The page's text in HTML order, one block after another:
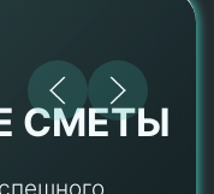
СМЕТЫ